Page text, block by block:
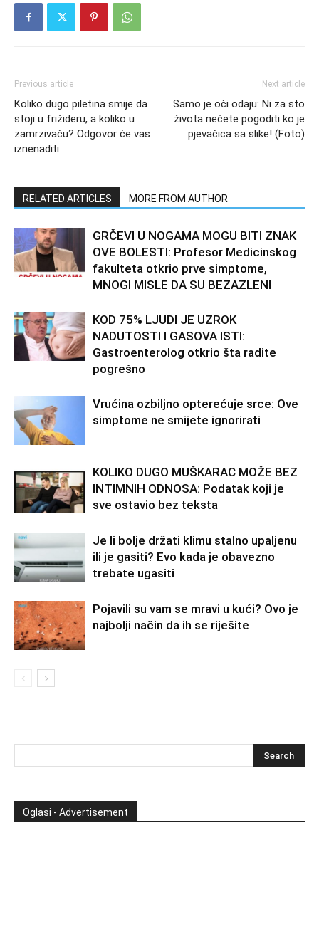
Previous article
Koliko dugo piletina smije da
stoji u frižideru, a koliko u
zamrzivaču? Odgovor će vas
iznenaditi
Next article
Samo je oči odaju: Ni za sto
života nećete pogoditi ko je
pjevačica sa slike! (Foto)
RELATED ARTICLES MORE FROM AUTHOR
GRČEVI U NOGAMA MOGU BITI ZNAK
OVE BOLESTI: Profesor Medicinskog
fakulteta otkrio prve simptome,
MNOGI MISLE DA SU BEZAZLENI
KOD 75% LJUDI JE UZROK
NADUTOSTI I GASOVA ISTI:
Gastroenterolog otkrio šta radite
pogrešno
Vrućina ozbiljno opterećuje srce: Ove
simptome ne smijete ignorirati
KOLIKO DUGO MUŠKARAC MOŽE BEZ
INTIMNIH ODNOSA: Podatak koji je
sve ostavio bez teksta
Je li bolje držati klimu stalno upaljenu
ili je gasiti? Evo kada je obavezno
trebate ugasiti
Pojavili su vam se mravi u kući? Ovo je
najbolji način da ih se riješite
Oglasi - Advertisement